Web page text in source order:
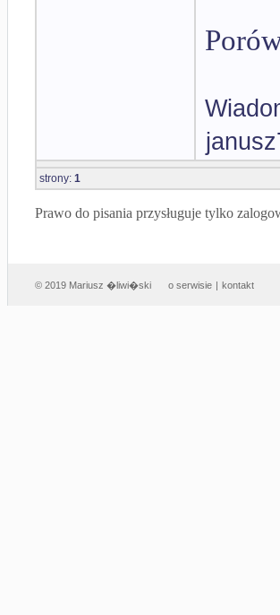
strony: 1
Prawo do pisania przysługuje tylko
© 2019 Mariusz �liwi�ski o serwisie | kontakt